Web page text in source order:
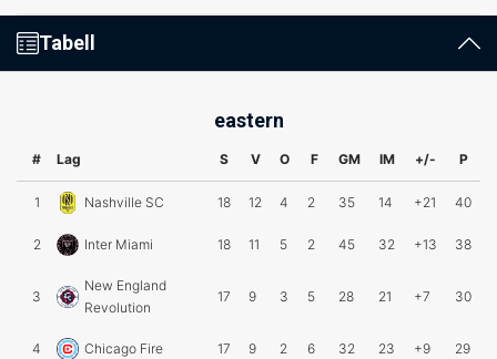
Tabell
eastern
# Lag S V O F GM IM +/- P
1 Nashville SC 18 12 4 2 35 14 +21 40
2 Inter Miami 18 11 5 2 45 32 +13 38
3
New England
Revolution
17 9 3 5 28 21 +7 30
4 Chicago Fire 17 9 2 6 32 23 +9 29